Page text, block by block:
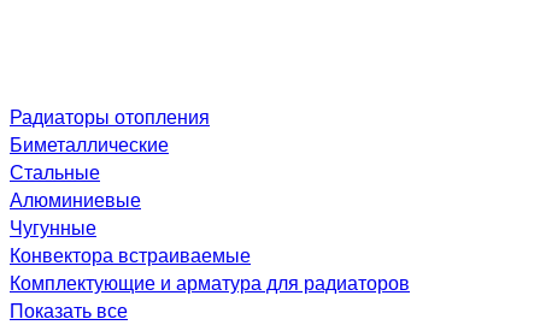
Радиаторы отопления
Биметаллические
Стальные
Алюминиевые
Чугунные
Конвектора встраиваемые
Комплектующие и арматура для радиаторов
Показать все